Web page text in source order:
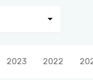
2023 2022